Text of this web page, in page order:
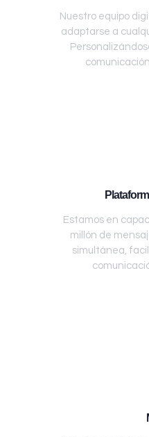
Nuestro equipo
adaptarse a
Estamos en
millón de
simultánea,